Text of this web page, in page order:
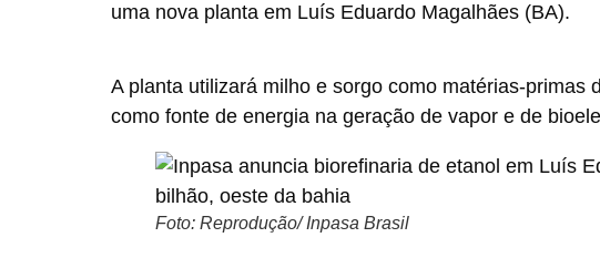
uma nova planta em Luís Eduardo Magalhães (BA).
A planta utilizará milho e sorgo como matérias-primas
como fonte de energia na geração de vapor e de
Foto: Reprodução/ Inpasa Brasil